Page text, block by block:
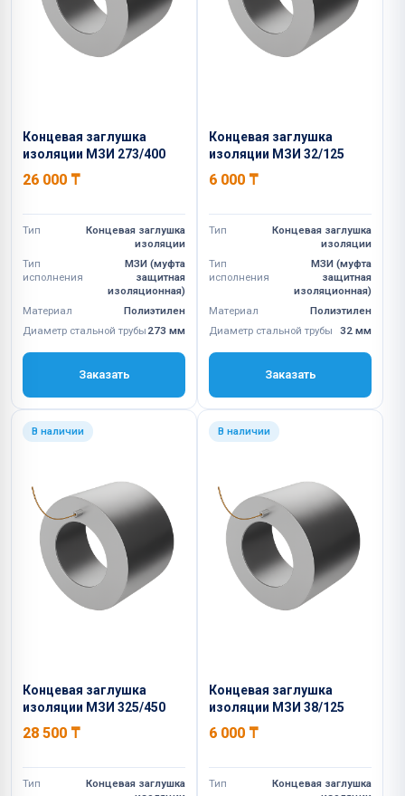
Концевая заглушка
изоляции МЗИ 273/400
26 000 ₸
Тип
Концевая заглушка
изоляции
Тип
исполнения
МЗИ (муфта
защитная
изоляционная)
Материал
Полиэтилен
Диаметр стальной трубы 273 мм
Заказать
Концевая заглушка
изоляции МЗИ 32/125
6 000 ₸
Тип
Концевая заглушка
изоляции
Тип
исполнения
МЗИ (муфта
защитная
изоляционная)
Материал
Полиэтилен
Диаметр стальной трубы
32 мм
Заказать
В наличии
Концевая заглушка
изоляции МЗИ 325/450
28 500 ₸
Тип
Концевая заглушка
В наличии
Концевая заглушка
изоляции МЗИ 38/125
6 000 ₸
Тип
Концевая заглушка